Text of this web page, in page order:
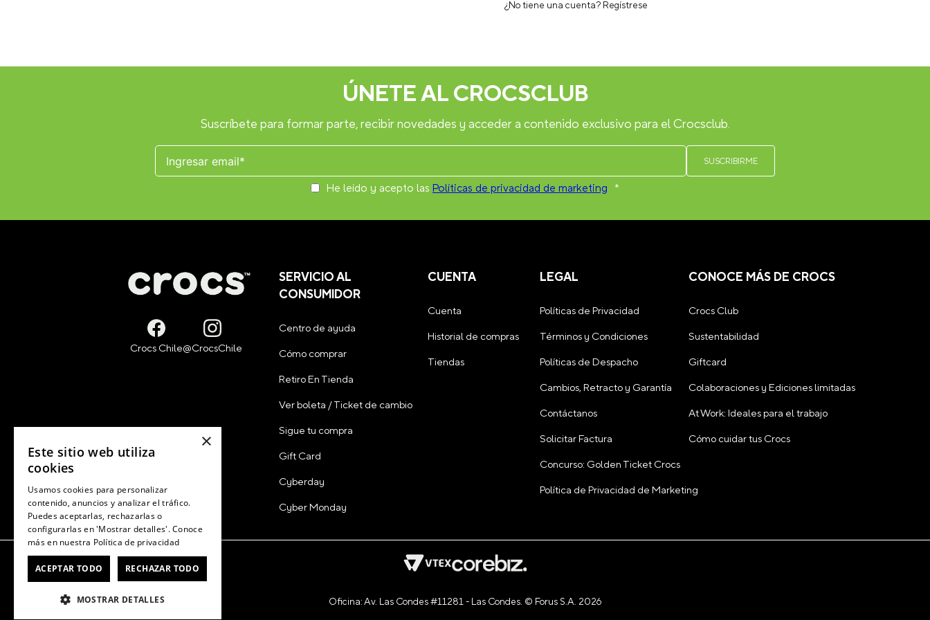
¿No tiene una cuenta? Regístrese
ÚNETE AL CROCSCLUB
Suscríbete para formar parte, recibir novedades y acceder a contenido exclusivo para el Crocsclub.
He leído y acepto las Políticas de privacidad de marketing *
SERVICIO AL
CONSUMIDOR
Centro de ayuda
Cómo comprar
Retiro En Tienda
Ver boleta / Ticket de cambio
Sigue tu compra
Gift Card
Cyberday
Cyber Monday
CUENTA
Cuenta
Historial de compras
Tiendas
LEGAL
Políticas de Privacidad
Términos y Condiciones
Políticas de Despacho
Cambios, Retracto y Garantía
Contáctanos
Solicitar Factura
Concurso: Golden Ticket Crocs
Política de Privacidad de Marketing
CONOCE MÁS DE CROCS
Crocs Club
Sustentabilidad
Giftcard
Colaboraciones y Ediciones limitadas
At Work: Ideales para el trabajo
Cómo cuidar tus Crocs
Oficina: Av. Las Condes #11281 - Las Condes. © Forus S.A. 2026
×
Este sitio web utiliza
cookies
Usamos cookies para personalizar
contenido, anuncios y analizar el tráfico.
Puedes aceptarlas, rechazarlas o
configurarlas en 'Mostrar detalles'. Conoce
más en nuestra Política de privacidad
ACEPTAR TODO RECHAZAR TODO
MOSTRAR DETALLES